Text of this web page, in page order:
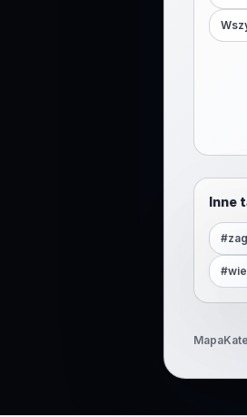
Inne
#
#
Mapa